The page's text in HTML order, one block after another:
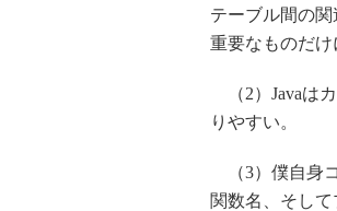
テーブル間の
重要なものだけ
（2）Javaは
りやすい。
（3）僕自身
関数名、そし